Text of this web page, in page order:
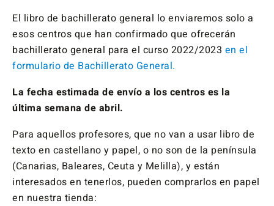
El libro de bachillerato general lo enviaremos solo a
esos centros que han confirmado que ofrecerán
bachillerato general para el curso 2022/2023 en el
formulario de Bachillerato General.
La fecha estimada de envío a los centros es la
última semana de abril.
Para aquellos profesores, que no van a usar libro de
texto en castellano y papel, o no son de la península
(Canarias, Baleares, Ceuta y Melilla), y están
interesados en tenerlos, pueden comprarlos en papel
en nuestra tienda: